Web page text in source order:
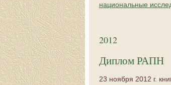
национальные
2012
Диплом РАПН
23 ноября 2012 г.